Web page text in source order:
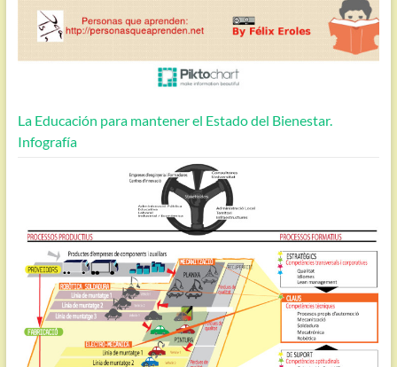
La Educación para mantener el Estado del Bienestar.
Infografía